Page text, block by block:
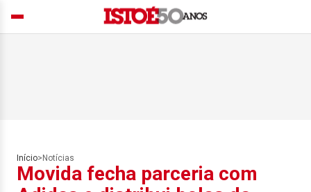
Início> Notícias
Movida fecha parceria com